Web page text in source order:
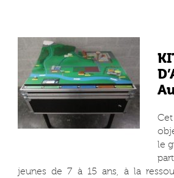
le
jeunes de 7 à 15 ans, à la